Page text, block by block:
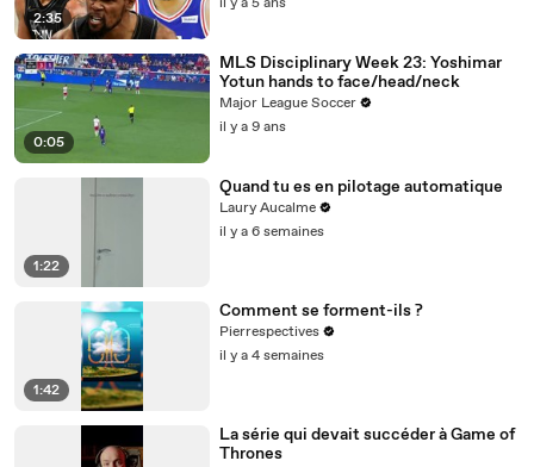
2:35
0:05
MLS Disciplinary Week 23: Yoshimar
Yotun hands to face/head/neck
Major League Soccer
il y a 9 ans
1:22
Quand tu es en pilotage automatique
Laury Aucalme
il y a 6 semaines
1:42
Comment se forment-ils ?
Pierrespectives
il y a 4 semaines
La série qui devait succéder à Game of
Thrones